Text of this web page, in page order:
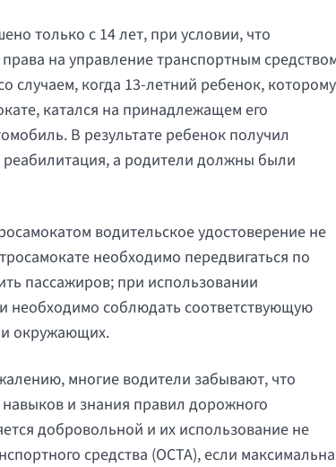
только с 14 лет, при условии, что
на управление транспортным
случаем, когда 13-летний ребенок, которому
катался на принадлежащем его
В результате ребенок получил
а родители должны были
водительское удостоверение не
необходимо передвигаться по
пассажиров; при использовании
необходимо соблюдать соответствующую
окружающих.
многие водители забывают, что
и знания правил дорожного
добровольной и их использование не
средства (OCTA), если